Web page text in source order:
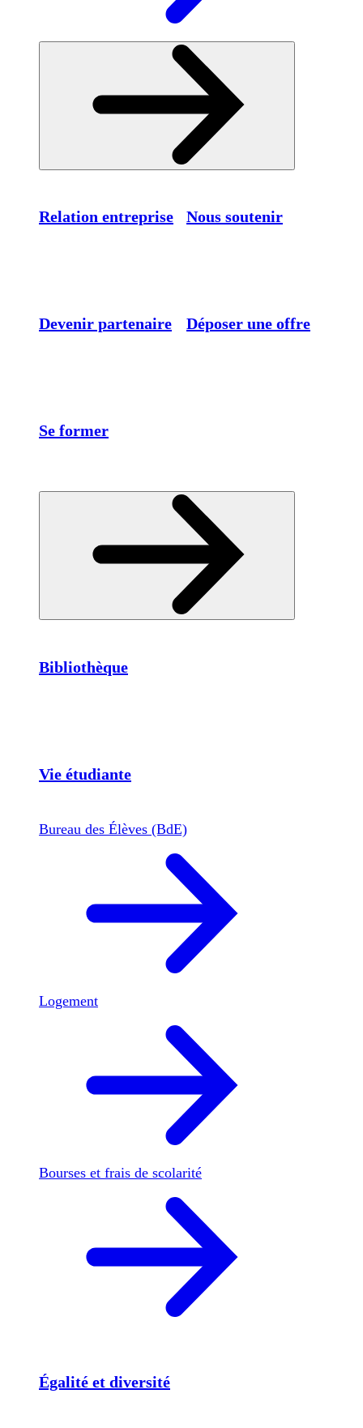
Relation entreprise Nous soutenir
Devenir partenaire Déposer une offre
Se former
Bibliothèque
Vie étudiante
Bureau des Élèves (BdE)
Logement
Bourses et frais de scolarité
Égalité et diversité